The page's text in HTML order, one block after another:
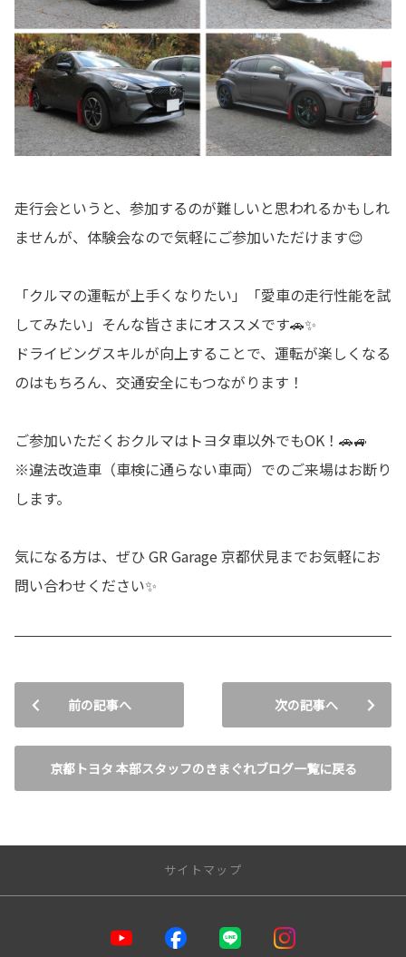
走行会というと、参加するのが難しいと思われるかもしれ
ませんが、体験会なので気軽にご参加いただけます😊
「クルマの運転が上手くなりたい」「愛車の走行性能を試
してみたい」そんな皆さまにオススメです🚗✨
ドライビングスキルが向上することで、運転が楽しくなる
のはもちろん、交通安全にもつながります！
ご参加いただくおクルマはトヨタ車以外でもOK！🚗🚙
※違法改造車（車検に通らない車両）でのご来場はお断り
します。
気になる方は、ぜひ GR Garage 京都伏見までお気軽にお
問い合わせください✨️
前の記事へ
京都トヨタ 本部スタッフのきまぐれブログ一覧に戻る
次の記事へ
サイトマップ